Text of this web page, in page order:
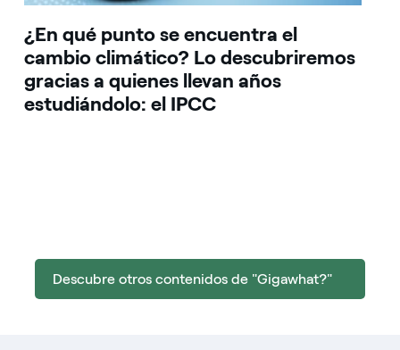
¿En qué punto se encuentra el
cambio climático? Lo descubriremos
gracias a quienes llevan años
estudiándolo: el IPCC
Descubre otros contenidos de "Gigawhat?"